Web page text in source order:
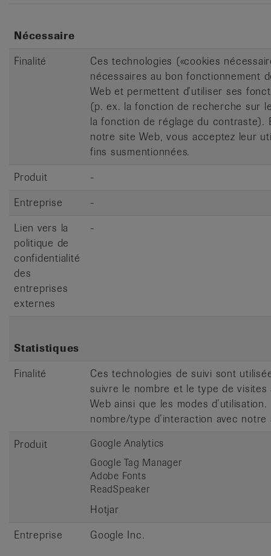
Nécessaire
Finalité
Ces technologies («cookies
nécessaires au bon fonctionnement
Web et permettent d’utiliser ses
(p. ex. la fonction de recherche sur
la fonction de réglage du contraste).
notre site Web, vous acceptez leur
fins susmentionnées.
Produit
-
Entreprise
-
Lien vers la
politique de
confidentialité
des
entreprises
externes
-
Statistiques
Finalité
Ces technologies de suivi sont
suivre le nombre et le type de
Web ainsi que les modes
nombre/type d’interaction avec notre
Produit
Google Analytics
Google Tag Manager
Adobe Fonts
ReadSpeaker
Hotjar
Entreprise
Google Inc.